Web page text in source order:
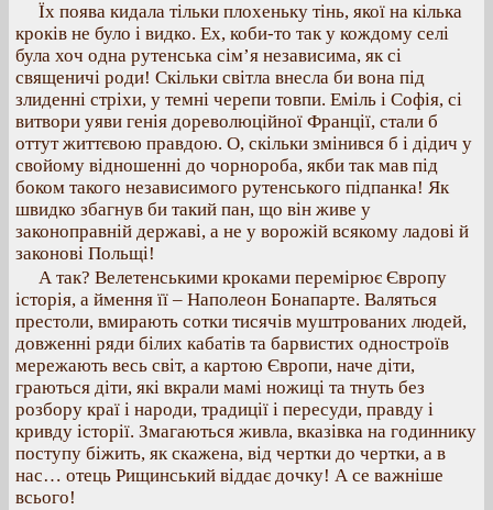
Їх поява кидала тільки плохеньку тінь, якої на кілька
кроків не було і видко. Ех, коби-то так у кождому селі
була хоч одна рутенська сім’я независима, як сі
священичі роди! Скільки світла внесла би вона під
злиденні стріхи, у темні черепи товпи. Еміль і Софія, сі
витвори уяви генія дореволюційної Франції, стали б
оттут життєвою правдою. О, скільки змінився б і дідич у
свойому відношенні до чорнороба, якби так мав під
боком такого независимого рутенського підпанка! Як
швидко збагнув би такий пан, що він живе у
законоправній державі, а не у ворожій всякому ладові й
законові Польщі!
А так? Велетенськими кроками перемірює Європу
історія, а ймення її – Наполеон Бонапарте. Валяться
престоли, вмирають сотки тисячів муштрованих людей,
довженні ряди білих кабатів та барвистих одностроїв
мережають весь світ, а картою Європи, наче діти,
граються діти, які вкрали мамі ножиці та тнуть без
розбору краї і народи, традиції і пересуди, правду і
кривду історії. Змагаються живла, вказівка на годиннику
поступу біжить, як скажена, від чертки до чертки, а в
нас… отець Рищинський віддає дочку! А се важніше
всього!